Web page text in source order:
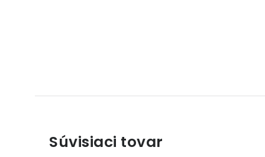
Súvisiaci tovar